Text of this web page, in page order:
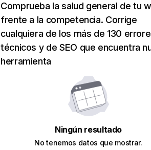
Comprueba la salud general de tu
frente a la competencia. Corrige
cualquiera de los más de 130
técnicos y de SEO que encuentra
herramienta
Ningún resultado
No tenemos datos que mostrar.